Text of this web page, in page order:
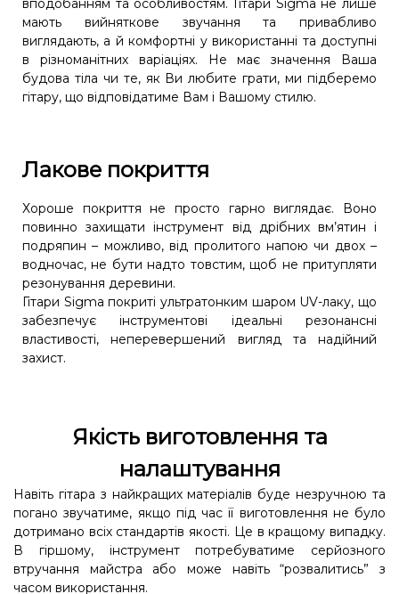
мають вийняткове звучання та привабливо
виглядають, а й комфортні у використанні та доступні
в різноманітних варіаціях. Не має значення Ваша
будова тіла чи те, як Ви любите грати, ми підберемо
гітару, що відповідатиме Вам і Вашому стилю.
Лакове покриття
Хороше покриття не просто гарно виглядає. Воно
повинно захищати інструмент від дрібних вм’ятин і
подряпин – можливо, від пролитого напою чи двох –
водночас, не бути надто товстим, щоб не притупляти
резонування деревини.
Гітари Sigma покриті ультратонким шаром UV-лаку, що
забезпечує інструментові ідеальні резонансні
властивості, неперевершений вигляд та надійний
захист.
Якість виготовлення та
налаштування
Навіть гітара з найкращих матеріалів буде незручною та
погано звучатиме, якщо під час її виготовлення не було
дотримано всіх стандартів якості. Це в кращому випадку.
В гіршому, інструмент потребуватиме серйозного
втручання майстра або може навіть “розвалитись” з
часом використання.